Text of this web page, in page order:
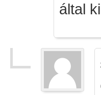
által